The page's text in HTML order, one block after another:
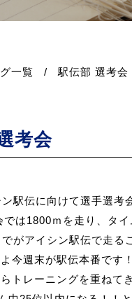
一覧 駅伝部 選考会
考会
駅伝に向けて選手選考
では1800ｍを走り、タ
がアイシン駅伝で走る
今週末が駅伝本番です
トレーニングを重ねて